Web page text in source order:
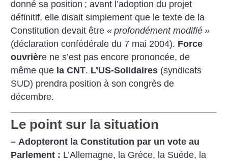
donné sa position ; avant l’adoption du projet
définitif, elle disait simplement que le texte de la
Constitution devait être« profondément modifié »
(déclaration confédérale du 7 mai 2004). Force
ouvrière ne s’est pas encore prononcée, de
même que la CNT. L’US-Solidaires (syndicats
SUD) prendra position à son congrès de
décembre.
Le point sur la situation
– Adopteront la Constitution par un vote au
Parlement : L’Allemagne, la Grèce, la Suède, la